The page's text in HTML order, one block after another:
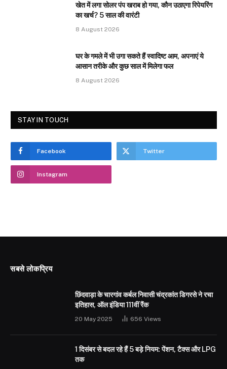
खेत में लगा सोलर पंप खराब हो गया, कौन उठाएगा रिपेयरिंग
का खर्च? 5 साल की वारंटी
8 August 2026
घर के गमले में भी उगा सकते हैं स्वादिष्ट आम, अपनाएं ये
आसान तरीके और कुछ साल में मिलेगा फल
8 August 2026
STAY IN TOUCH
Facebook Twitter
Instagram
सबसे लोकप्रिय
छिंदवाड़ा के चारगांव कर्बल निवासी चंद्रकांत डिगरसे ने रचा
इतिहास, ऑल इंडिया 111वीं रैंक
20 May 2025 656 Views
1 दिसंबर से बदल रहे हैं 5 बड़े नियम: पेंशन, टैक्स और LPG
तक